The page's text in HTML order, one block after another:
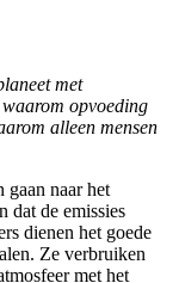
met
opvoeding
alleen mensen
gaan naar het
dat de emissies
dienen het goede
Ze verbruiken
met het